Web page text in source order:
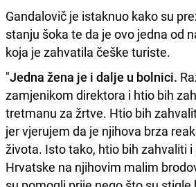
Gandalovič je istaknuo kako su
stanju šoka te da je ovo jedna od
koja je zahvatila češke turiste.
"Jedna žena je i dalje u bolnici.
zamjenikom direktora i htio bih
tretmanu za žrtve. Htio bih
jer vjerujem da je njihova brza
života. Isto tako, htio bih zahvaliti
Hrvatske na njihovim malim